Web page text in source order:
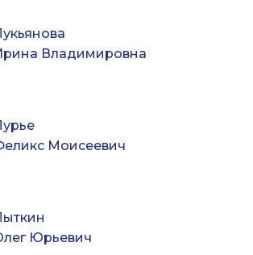
Владимировна
Моисеевич
Юрьевич